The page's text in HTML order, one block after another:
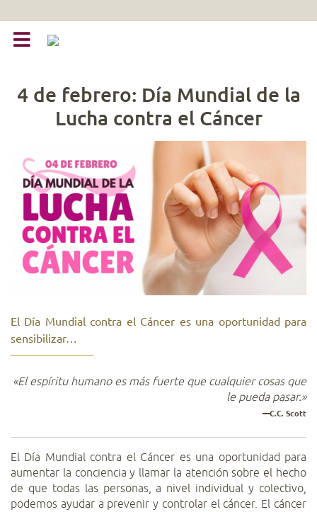
4 de febrero: Día Mundial de la
Lucha contra el Cáncer
El Día Mundial contra el Cáncer es una oportunidad para
sensibilizar…
«El espíritu humano es más fuerte que cualquier cosas que
le pueda pasar.»
—C.C. Scott
El Día Mundial contra el Cáncer es una oportunidad para
aumentar la conciencia y llamar la atención sobre el hecho
de que todas las personas, a nivel individual y colectivo,
podemos ayudar a prevenir y controlar el cáncer. El cáncer